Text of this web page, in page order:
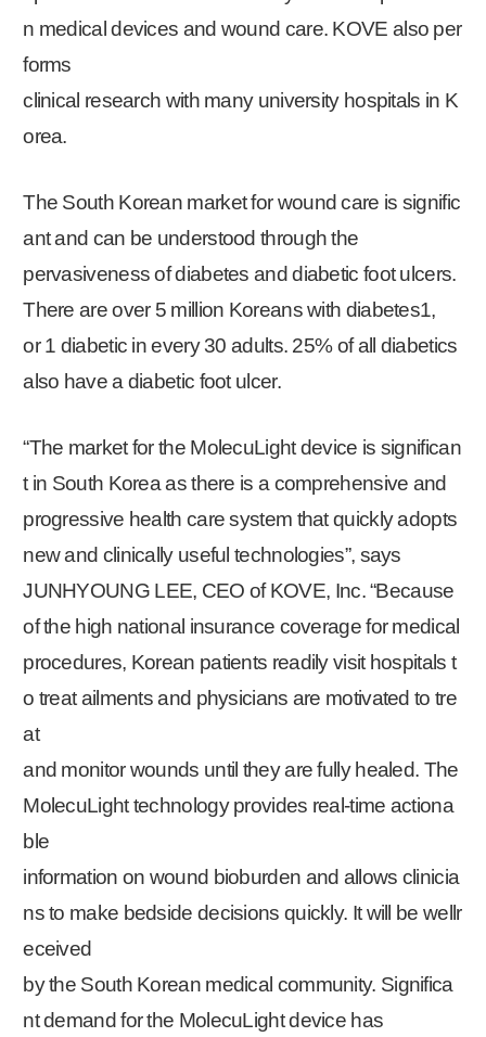
n medical devices and wound care. KOVE also per
forms
clinical research with many university hospitals in K
orea.
The South Korean market for wound care is signific
ant and can be understood through the
pervasiveness of diabetes and diabetic foot ulcers.
There are over 5 million Koreans with diabetes1,
or 1 diabetic in every 30 adults. 25% of all diabetics
also have a diabetic foot ulcer.
“The market for the MolecuLight device is significan
t in South Korea as there is a comprehensive and
progressive health care system that quickly adopts
new and clinically useful technologies”, says
JUNHYOUNG LEE, CEO of KOVE, Inc. “Because
of the high national insurance coverage for medical
procedures, Korean patients readily visit hospitals t
o treat ailments and physicians are motivated to tre
at
and monitor wounds until they are fully healed. The
MolecuLight technology provides real-time actiona
ble
information on wound bioburden and allows clinicia
ns to make bedside decisions quickly. It will be wellr
eceived
by the South Korean medical community. Significa
nt demand for the MolecuLight device has